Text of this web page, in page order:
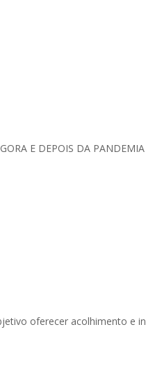
E DEPOIS DA
oferecer acolhimento e